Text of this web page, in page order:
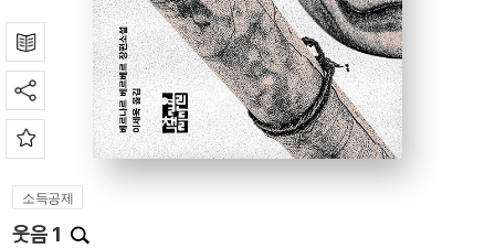
소득공제
웃음 1